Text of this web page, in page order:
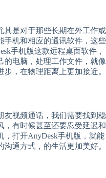
其是对于那些长期在外工作或
手机和相应的通讯软件，这些
手机版这款远程桌面软件，
的电脑，处理工作文件，就像
，在物理距离上更加接近。
友视频通话，我们需要找到稳
，有时候甚至还要忍受延迟和
打开AnyDesk手机版，就能
通方式，的生活更加美好。